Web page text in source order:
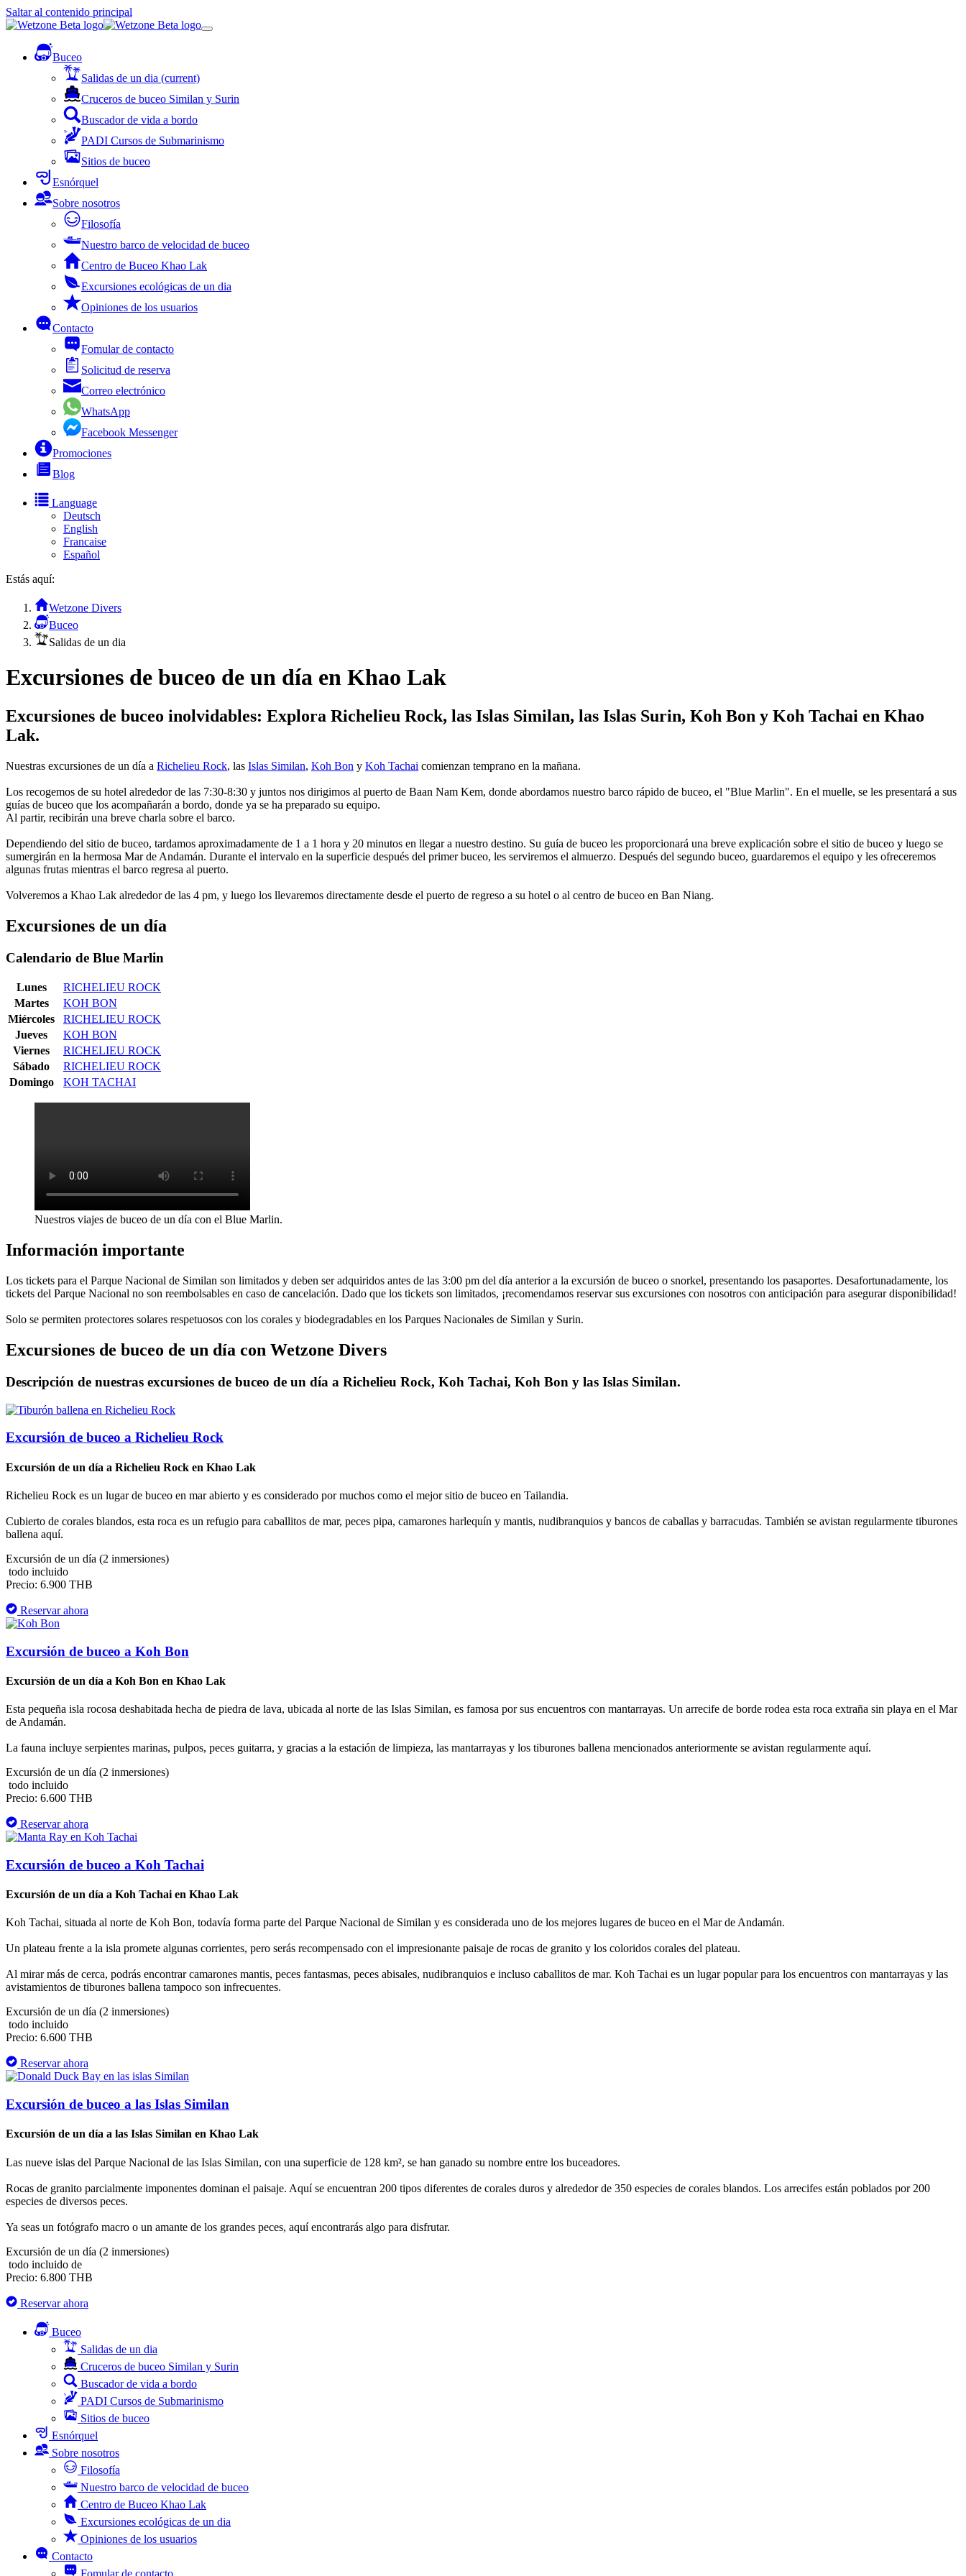
Saltar al contenido principal
Buceo
Salidas de un dia (current)
Cruceros de buceo Similan y Surin
Buscador de vida a bordo
PADI Cursos de Submarinismo
Sitios de buceo
Esnórquel
Sobre nosotros
Filosofía
Nuestro barco de velocidad de buceo
Centro de Buceo Khao Lak
Excursiones ecológicas de un dia
Opiniones de los usuarios
Contacto
Fomular de contacto
Solicitud de reserva
Correo electrónico
WhatsApp
Facebook Messenger
Promociones
Blog
Language
Deutsch
English
Francaise
Español
Estás aquí:
Wetzone Divers
Buceo
Salidas de un dia
Excursiones de buceo de un día en Khao Lak
Excursiones de buceo inolvidables: Explora Richelieu Rock, las Islas Similan, las Islas Surin, Koh Bon y Koh Tachai en Khao
Lak.
Nuestras excursiones de un día a Richelieu Rock, las Islas Similan, Koh Bon y Koh Tachai comienzan temprano en la mañana.
Los recogemos de su hotel alrededor de las 7:30-8:30 y juntos nos dirigimos al puerto de Baan Nam Kem, donde abordamos nuestro barco rápido de buceo, el "Blue Marlin". En el muelle, se les presentará a sus
guías de buceo que los acompañarán a bordo, donde ya se ha preparado su equipo.
Al partir, recibirán una breve charla sobre el barco.
Dependiendo del sitio de buceo, tardamos aproximadamente de 1 a 1 hora y 20 minutos en llegar a nuestro destino. Su guía de buceo les proporcionará una breve explicación sobre el sitio de buceo y luego se
sumergirán en la hermosa Mar de Andamán. Durante el intervalo en la superficie después del primer buceo, les serviremos el almuerzo. Después del segundo buceo, guardaremos el equipo y les ofreceremos
algunas frutas mientras el barco regresa al puerto.
Volveremos a Khao Lak alrededor de las 4 pm, y luego los llevaremos directamente desde el puerto de regreso a su hotel o al centro de buceo en Ban Niang.
Excursiones de un día
Calendario de Blue Marlin
Lunes
RICHELIEU ROCK
Martes
KOH BON
Miércoles
RICHELIEU ROCK
Jueves
KOH BON
Viernes
RICHELIEU ROCK
Sábado
RICHELIEU ROCK
Domingo
KOH TACHAI
Nuestros viajes de buceo de un día con el Blue Marlin.
Información importante
Los tickets para el Parque Nacional de Similan son limitados y deben ser adquiridos antes de las 3:00 pm del día anterior a la excursión de buceo o snorkel, presentando los pasaportes. Desafortunadamente, los
tickets del Parque Nacional no son reembolsables en caso de cancelación. Dado que los tickets son limitados, ¡recomendamos reservar sus excursiones con nosotros con anticipación para asegurar disponibilidad!
Solo se permiten protectores solares respetuosos con los corales y biodegradables en los Parques Nacionales de Similan y Surin.
Excursiones de buceo de un día con Wetzone Divers
Descripción de nuestras excursiones de buceo de un día a Richelieu Rock, Koh Tachai, Koh Bon y las Islas Similan.
Excursión de buceo a Richelieu Rock
Excursión de un día a Richelieu Rock en Khao Lak
Richelieu Rock es un lugar de buceo en mar abierto y es considerado por muchos como el mejor sitio de buceo en Tailandia.
Cubierto de corales blandos, esta roca es un refugio para caballitos de mar, peces pipa, camarones harlequín y mantis, nudibranquios y bancos de caballas y barracudas. También se avistan regularmente tiburones
ballena aquí.
Excursión de un día (2 inmersiones)
todo incluido
Precio: 6.900 THB
Reservar ahora
Excursión de buceo a Koh Bon
Excursión de un día a Koh Bon en Khao Lak
Esta pequeña isla rocosa deshabitada hecha de piedra de lava, ubicada al norte de las Islas Similan, es famosa por sus encuentros con mantarrayas. Un arrecife de borde rodea esta roca extraña sin playa en el Mar
de Andamán.
La fauna incluye serpientes marinas, pulpos, peces guitarra, y gracias a la estación de limpieza, las mantarrayas y los tiburones ballena mencionados anteriormente se avistan regularmente aquí.
Excursión de un día (2 inmersiones)
todo incluido
Precio: 6.600 THB
Reservar ahora
Excursión de buceo a Koh Tachai
Excursión de un día a Koh Tachai en Khao Lak
Koh Tachai, situada al norte de Koh Bon, todavía forma parte del Parque Nacional de Similan y es considerada uno de los mejores lugares de buceo en el Mar de Andamán.
Un plateau frente a la isla promete algunas corrientes, pero serás recompensado con el impresionante paisaje de rocas de granito y los coloridos corales del plateau.
Al mirar más de cerca, podrás encontrar camarones mantis, peces fantasmas, peces abisales, nudibranquios e incluso caballitos de mar. Koh Tachai es un lugar popular para los encuentros con mantarrayas y las
avistamientos de tiburones ballena tampoco son infrecuentes.
Excursión de un día (2 inmersiones)
todo incluido
Precio: 6.600 THB
Reservar ahora
Excursión de buceo a las Islas Similan
Excursión de un día a las Islas Similan en Khao Lak
Las nueve islas del Parque Nacional de las Islas Similan, con una superficie de 128 km², se han ganado su nombre entre los buceadores.
Rocas de granito parcialmente imponentes dominan el paisaje. Aquí se encuentran 200 tipos diferentes de corales duros y alrededor de 350 especies de corales blandos. Los arrecifes están poblados por 200
especies de diversos peces.
Ya seas un fotógrafo macro o un amante de los grandes peces, aquí encontrarás algo para disfrutar.
Excursión de un día (2 inmersiones)
todo incluido de
Precio: 6.800 THB
Reservar ahora
Buceo
Salidas de un dia
Cruceros de buceo Similan y Surin
Buscador de vida a bordo
PADI Cursos de Submarinismo
Sitios de buceo
Esnórquel
Sobre nosotros
Filosofía
Nuestro barco de velocidad de buceo
Centro de Buceo Khao Lak
Excursiones ecológicas de un dia
Opiniones de los usuarios
Contacto
Fomular de contacto